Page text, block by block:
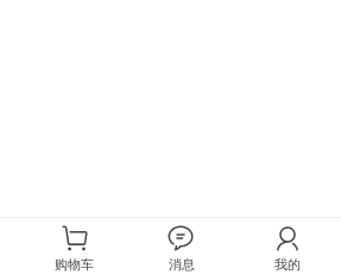
购物车 消息 我的